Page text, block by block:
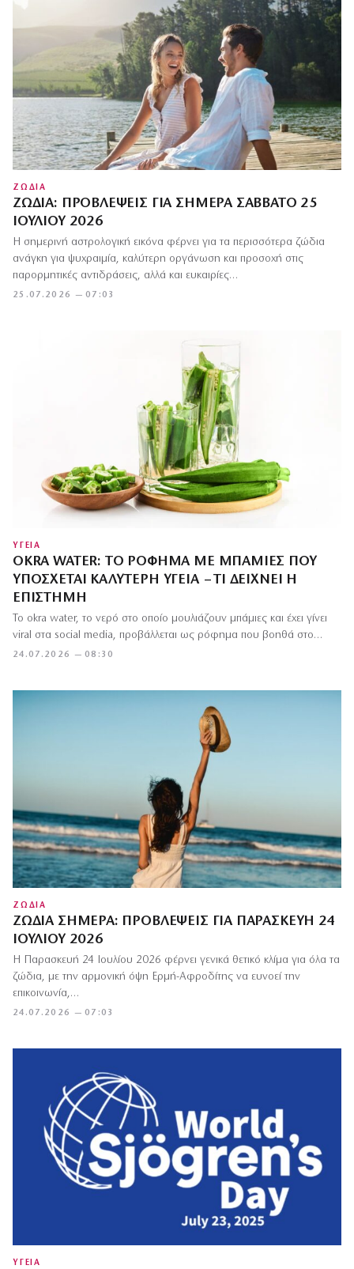
ΖΩΔΙΑ
ΖΏΔΙΑ: ΠΡΟΒΛΈΨΕΙΣ ΓΙΑ ΣΉΜΕΡΑ ΣΆΒΒΑΤΟ 25
ΙΟΥΛΊΟΥ 2026
25.07.2026 — 07:03
Η σημερινή αστρολογική εικόνα φέρνει για τα περισσότερα ζώδια
ανάγκη για ψυχραιμία, καλύτερη οργάνωση και προσοχή στις
παρορμητικές αντιδράσεις, αλλά και ευκαιρίες…
ΥΓΕΙΑ
OKRA WATER: ΤΟ ΡΌΦΗΜΑ ΜΕ ΜΠΆΜΙΕΣ ΠΟΥ
ΥΠΌΣΧΕΤΑΙ ΚΑΛΎΤΕΡΗ ΥΓΕΊΑ – ΤΙ ΔΕΊΧΝΕΙ Η
ΕΠΙΣΤΉΜΗ
24.07.2026 — 08:30
Το okra water, το νερό στο οποίο μουλιάζουν μπάμιες και έχει γίνει
viral στα social media, προβάλλεται ως ρόφημα που βοηθά στο…
ΖΩΔΙΑ
ΖΏΔΙΑ ΣΉΜΕΡΑ: ΠΡΟΒΛΈΨΕΙΣ ΓΙΑ ΠΑΡΑΣΚΕΥΉ 24
ΙΟΥΛΊΟΥ 2026
24.07.2026 — 07:03
Η Παρασκευή 24 Ιουλίου 2026 φέρνει γενικά θετικό κλίμα για όλα τα
ζώδια, με την αρμονική όψη Ερμή-Αφροδίτης να ευνοεί την
επικοινωνία,…
ΥΓΕΙΑ